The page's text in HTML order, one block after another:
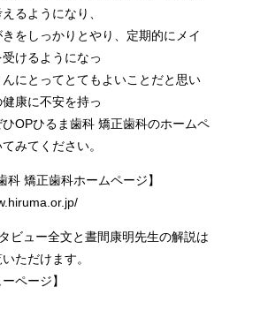
るようになり、
をしっかりとやり、定期的にメイ
けるようになっ
にとってとてもよいことだと思い
康に不安を持っ
OPひるま歯科 矯正歯科のホームペ
みてください。
科 矯正歯科ホームページ】
ビュー全文と晝間康明先生の解説は
ただけます。
ページ】